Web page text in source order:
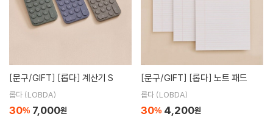
[문구/GIFT] [롭다] 계산기 S
롭다 (LOBDA)
30% 7,000원
[문구/GIFT] [롭다] 노트 패드
롭다 (LOBDA)
30% 4,200원